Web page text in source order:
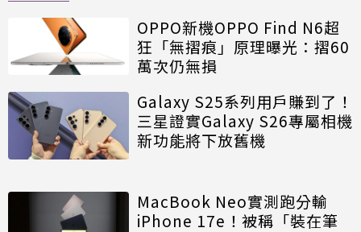
OPPO新機OPPO Find N6超
狂「無摺痕」原理曝光：摺60
萬次仍無損
Galaxy S25系列用戶賺到了！
三星證實Galaxy S26專屬相機
新功能將下放舊機
MacBook Neo實測跑分輸
iPhone 17e！被稱「裝在筆